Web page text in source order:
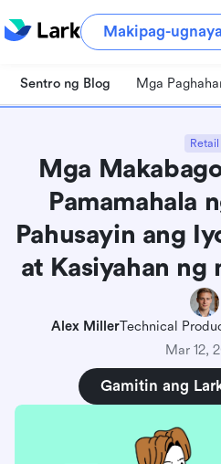
Makipag-
Sentro ng Blog Mga
Retail
Mga
Pamamahala
Pahusayin ang
at Kasiyahan ng
Alex MillerTechnical
Mar 12,
Gamitin ang